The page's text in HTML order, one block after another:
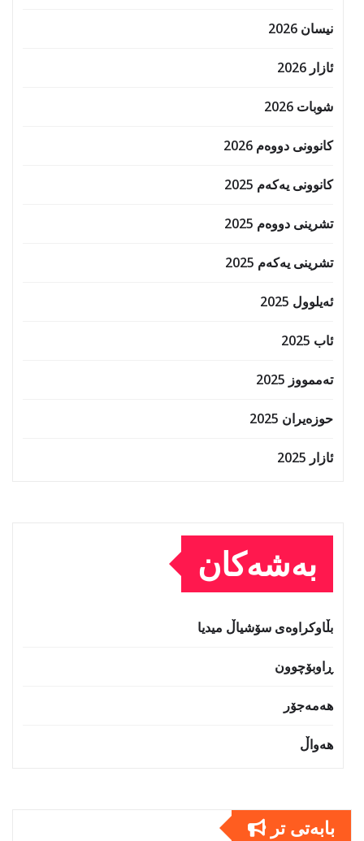
نیسان 2026
ئازار 2026
شوبات 2026
کانوونی دووەم 2026
کانوونی یەکەم 2025
تشرینی دووەم 2025
تشرینی یەکەم 2025
ئەیلوول 2025
ئاب 2025
تەممووز 2025
حوزه‌یران 2025
ئازار 2025
بەشەکان
بڵاوکراوەی سۆشیاڵ میدیا
ڕاوبۆچوون
هەمەجۆر
هەواڵ
بابەتى تر